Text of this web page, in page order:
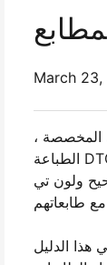
March
المخصصة ،
الطباعة DTG هو خيار جيد . في الوقت الحاضر ، العديد من المصانع استخدام هذه الطابعات المتطورة التي تواجه الملابس مباشرة لإنتاج
ولون تي
الدليل